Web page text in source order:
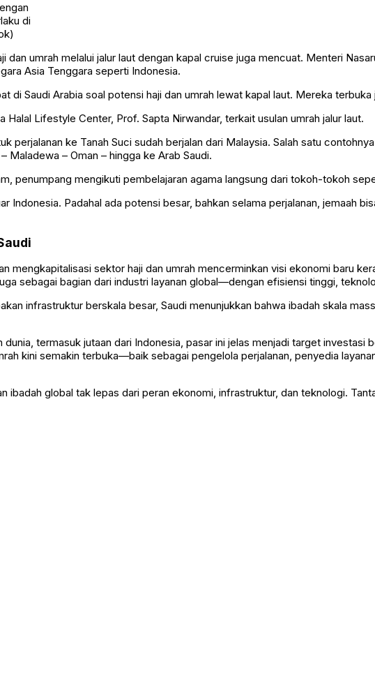
di
umrah melalui jalur laut dengan kapal cruise juga mencuat. Menteri
Asia Tenggara seperti Indonesia.
di Saudi Arabia soal potensi haji dan umrah lewat kapal laut. Mereka
Lifestyle Center, Prof. Sapta Nirwandar, terkait usulan umrah jalur laut.
perjalanan ke Tanah Suci sudah berjalan dari Malaysia. Salah satu
Maladewa – Oman – hingga ke Arab Saudi.
penumpang mengikuti pembelajaran agama langsung dari tokoh-tokoh
Indonesia. Padahal ada potensi besar, bahkan selama perjalanan, jemaah
mengkapitalisasi sektor haji dan umrah mencerminkan visi ekonomi baru
sebagai bagian dari industri layanan global—dengan efisiensi tinggi,
infrastruktur berskala besar, Saudi menunjukkan bahwa ibadah skala
termasuk jutaan dari Indonesia, pasar ini jelas menjadi target investasi
kini semakin terbuka—baik sebagai pengelola perjalanan, penyedia
ibadah global tak lepas dari peran ekonomi, infrastruktur, dan teknologi.